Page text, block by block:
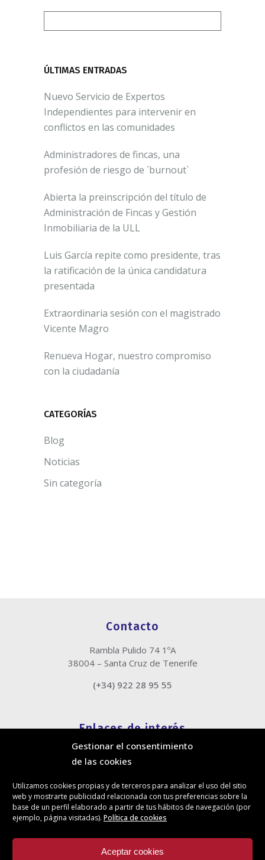
Gestionar el consentimiento
de las cookies
Utilizamos cookies propias y de terceros para analizar el uso del sitio
web y mostrarte publicidad relacionada con tus preferencias sobre la
base de un perfil elaborado a partir de tus hábitos de navegación (por
ejemplo, página visitadas). Política de cookies
Aceptar cookies
ÚLTIMAS ENTRADAS
Nuevo Servicio de Expertos
Independientes para intervenir en
conflictos en las comunidades
Administradores de fincas, una
profesión de riesgo de ´burnout`
Abierta la preinscripción del título de
Administración de Fincas y Gestión
Inmobiliaria de la ULL
Luis García repite como presidente, tras
la ratificación de la única candidatura
presentada
Extraordinaria sesión con el magistrado
Vicente Magro
Renueva Hogar, nuestro compromiso
con la ciudadanía
CATEGORÍAS
Blog
Noticias
Sin categoría
Contacto
Rambla Pulido 74 1ºA
38004 – Santa Cruz de Tenerife
(+34) 922 28 95 55
Enlaces de interés
Política de cookies
Política de privacidad
Canal de denuncias
Protección de privacidad en redes sociales
Síguenos